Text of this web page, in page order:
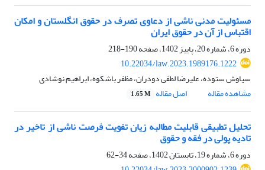
مسئولیت مدنی ناشی از دعاوی تصرف در حقوق انگلستان و امکان
اقتباس از آن در حقوق ایران
دوره 6، شماره 20، پاییز 1402، صفحه
190-218
10.22034/law.2023.1989176.1222
سیاوش ستوده، علیرضا لطفی دودران، مظفر باشکوه، ابراهیم نوشادی
مشاهده مقاله
اصل مقاله 1.65 M
تحلیل تطبیقی قابلیت مطالبه زیان تفویت فرصت ناشی از تاخیر در
تادیه پولی در فقه و حقوق
دوره 6، شماره 19، تابستان 1402، صفحه
34-62